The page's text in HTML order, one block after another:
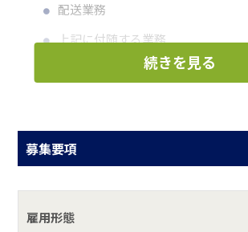
配送業務
上記に付随する業務
■青果物の輸送: 主に千葉県旭市近隣の農
り、集荷した様々な種類の青果物を、東京
ア。積み地は旭市近辺が中心。
続きを見る
募集要項
雇用形態